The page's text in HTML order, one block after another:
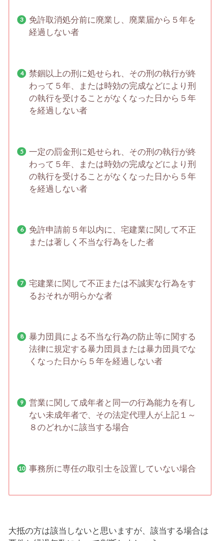
免許取消処分前に廃業し、廃業届から５年を
経過しない者
禁錮以上の刑に処せられ、その刑の執行が終
わって５年、または時効の完成などにより刑
の執行を受けることがなくなった日から５年
を経過しない者
一定の罰金刑に処せられ、その刑の執行が終
わって５年、または時効の完成などにより刑
の執行を受けることがなくなった日から５年
を経過しない者
免許申請前５年以内に、宅建業に関して不正
または著しく不当な行為をした者
宅建業に関して不正または不誠実な行為をす
るおそれが明らかな者
暴力団員による不当な行為の防止等に関する
法律に規定する暴力団員または暴力団員でな
くなった日から５年を経過しない者
営業に関して成年者と同一の行為能力を有し
ない未成年者で、その法定代理人が上記１～
８のどれかに該当する場合
事務所に専任の取引士を設置していない場合
大抵の方は該当しないと思いますが、該当する場合は